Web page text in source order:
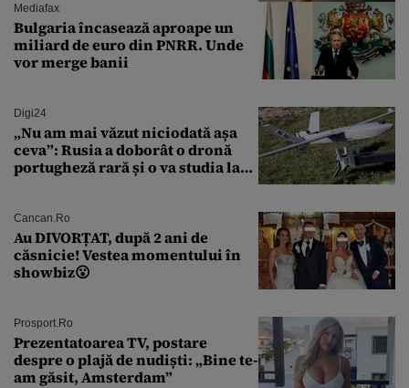
Mediafax
Bulgaria încasează aproape un
miliard de euro din PNRR. Unde
vor merge banii
Digi24
„Nu am mai văzut niciodată așa
ceva”: Rusia a doborât o dronă
portugheză rară și o va studia la
Cancan.ro
Au DIVORȚAT, după 2 ani de
căsnicie! Vestea momentului în
showbiz😮
Prosport.ro
Prezentatoarea TV, postare
despre o plajă de nudiști: „Bine te-
am găsit, Amsterdam”